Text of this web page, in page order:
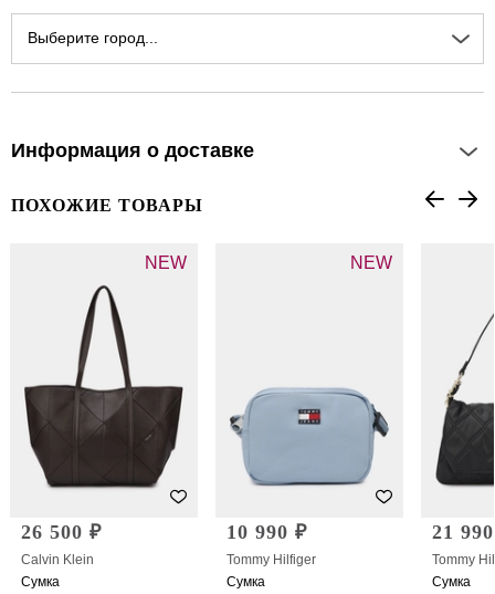
Выберите город...
Информация о доставке
ПОХОЖИЕ ТОВАРЫ
NEW
26 500 ₽
Calvin Klein
Сумка
NEW
10 990 ₽
Tommy Hilfiger
Сумка
21
Tommy
Сумка